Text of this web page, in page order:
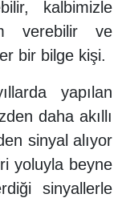
kalbimizle
verebilir ve
bir bilge kişi.
yapılan
daha akıllı
sinyal alıyor
yoluyla beyne
sinyallerle